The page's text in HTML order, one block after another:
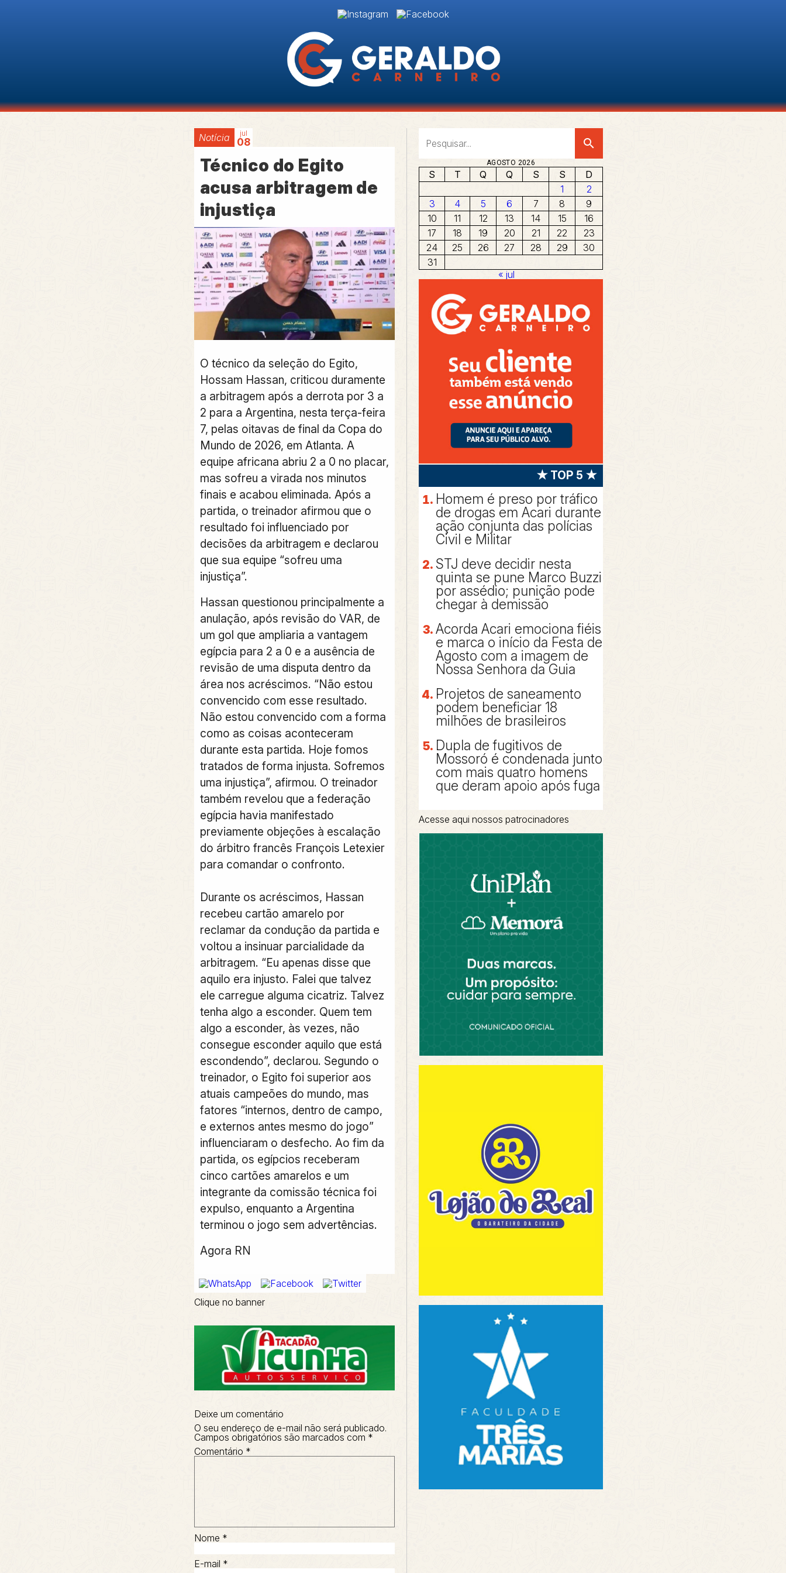
Notícia 08
jul
Técnico do Egito
acusa arbitragem de
injustiça
O técnico da seleção do Egito,
Hossam Hassan, criticou duramente
a arbitragem após a derrota por 3 a
2 para a Argentina, nesta terça-feira
7, pelas oitavas de final da Copa do
Mundo de 2026, em Atlanta. A
equipe africana abriu 2 a 0 no placar,
mas sofreu a virada nos minutos
finais e acabou eliminada. Após a
partida, o treinador afirmou que o
resultado foi influenciado por
decisões da arbitragem e declarou
que sua equipe “sofreu uma
injustiça”.
Hassan questionou principalmente a
anulação, após revisão do VAR, de
um gol que ampliaria a vantagem
egípcia para 2 a 0 e a ausência de
revisão de uma disputa dentro da
área nos acréscimos. “Não estou
convencido com esse resultado.
Não estou convencido com a forma
como as coisas aconteceram
durante esta partida. Hoje fomos
tratados de forma injusta. Sofremos
uma injustiça”, afirmou. O treinador
também revelou que a federação
egípcia havia manifestado
previamente objeções à escalação
do árbitro francês François Letexier
para comandar o confronto.
Durante os acréscimos, Hassan
recebeu cartão amarelo por
reclamar da condução da partida e
voltou a insinuar parcialidade da
arbitragem. “Eu apenas disse que
aquilo era injusto. Falei que talvez
ele carregue alguma cicatriz. Talvez
tenha algo a esconder. Quem tem
algo a esconder, às vezes, não
consegue esconder aquilo que está
escondendo”, declarou. Segundo o
treinador, o Egito foi superior aos
atuais campeões do mundo, mas
fatores “internos, dentro de campo,
e externos antes mesmo do jogo”
influenciaram o desfecho. Ao fim da
partida, os egípcios receberam
cinco cartões amarelos e um
integrante da comissão técnica foi
expulso, enquanto a Argentina
terminou o jogo sem advertências.
Agora RN
Clique no banner
Deixe um comentário
O seu endereço de e-mail não será publicado.
Campos obrigatórios são marcados com *
Comentário *
Nome *
E-mail *
search
AGOSTO 2026
S T Q Q S S
D
1
2
3
4 5 6 7 8
9
10
11 12 13 14 15
16
17
18 19 20 21 22
23
24
25 26 27 28 29
30
31
« jul
★ TOP 5 ★
Homem é preso por tráfico
de drogas em Acari durante
ação conjunta das polícias
Civil e Militar
STJ deve decidir nesta
quinta se pune Marco Buzzi
por assédio; punição pode
chegar à demissão
Acorda Acari emociona fiéis
e marca o início da Festa de
Agosto com a imagem de
Nossa Senhora da Guia
Projetos de saneamento
podem beneficiar 18
milhões de brasileiros
Dupla de fugitivos de
Mossoró é condenada junto
com mais quatro homens
que deram apoio após fuga
Acesse aqui nossos patrocinadores